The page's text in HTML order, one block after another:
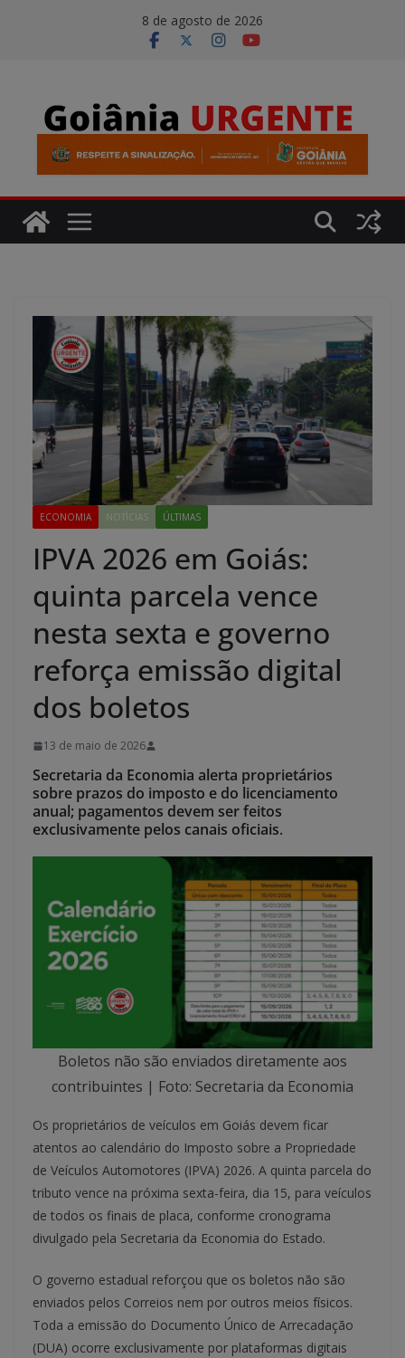
8 de agosto de 2026
ECONOMIA NOTÍCIAS ÚLTIMAS
IPVA 2026 em Goiás:
quinta parcela vence
nesta sexta e governo
reforça emissão digital
dos boletos
13 de maio de 2026
Secretaria da Economia alerta proprietários
sobre prazos do imposto e do licenciamento
anual; pagamentos devem ser feitos
exclusivamente pelos canais oficiais.
Boletos não são enviados diretamente aos
contribuintes | Foto: Secretaria da Economia
Os proprietários de veículos em Goiás devem ficar
atentos ao calendário do Imposto sobre a Propriedade
de Veículos Automotores (IPVA) 2026. A quinta parcela do
tributo vence na próxima sexta-feira, dia 15, para veículos
de todos os finais de placa, conforme cronograma
divulgado pela Secretaria da Economia do Estado.
O governo estadual reforçou que os boletos não são
enviados pelos Correios nem por outros meios físicos.
Toda a emissão do Documento Único de Arrecadação
(DUA) ocorre exclusivamente por plataformas digitais
modal-check